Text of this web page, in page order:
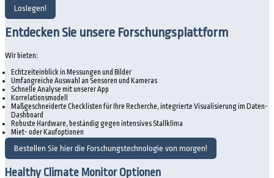
Loslegen!
Entdecken Sie unsere Forschungsplattform
Wir bieten:
Echtzeiteinblick in Messungen und Bilder
Umfangreiche Auswahl an Sensoren und Kameras
Schnelle Analyse mit unserer App
Korrelationsmodell
Maßgeschneiderte Checklisten für Ihre Recherche, integrierte Visualisierung im Daten-
Dashboard
Robuste Hardware, beständig gegen intensives Stallklima
Miet- oder Kaufoptionen
Bestellen Sie hier die Forschungstechnologie von morgen!
Healthy Climate Monitor Optionen